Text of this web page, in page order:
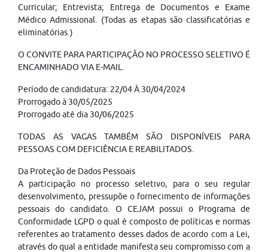
Curricular; Entrevista; Entrega de Documentos e Exame
Médico Admissional. (Todas as etapas são classificatórias e
eliminatórias.)
O CONVITE PARA PARTICIPAÇÃO NO PROCESSO SELETIVO É
ENCAMINHADO VIA E-MAIL.
Período de candidatura: 22/04 À 30/04/2024
Prorrogado à 30/05/2025
Prorrogado até dia 30/06/2025
TODAS AS VAGAS TAMBÉM SÃO DISPONÍVEIS PARA
PESSOAS COM DEFICIÊNCIA E REABILITADOS.
Da Proteção de Dados Pessoais
A participação no processo seletivo, para o seu regular
desenvolvimento, pressupõe o fornecimento de informações
pessoais do candidato. O CEJAM possui o Programa de
Conformidade LGPD o qual é composto de políticas e normas
referentes ao tratamento desses dados de acordo com a Lei,
através do qual a entidade manifesta seu compromisso com a